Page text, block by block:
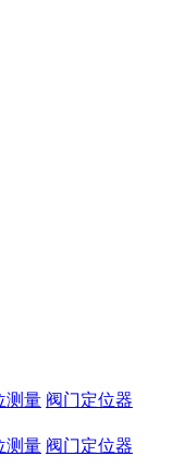
测量 阀门定位器
测量 阀门定位器